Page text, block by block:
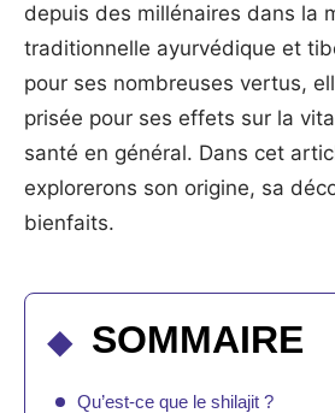
depuis des millénaires dans la
traditionnelle ayurvédique et
pour ses nombreuses vertus,
prisée pour ses effets sur la
santé en général. Dans cet
explorerons son origine, sa
bienfaits.
SOMMAIRE
Qu’est-ce que le shilajit ?